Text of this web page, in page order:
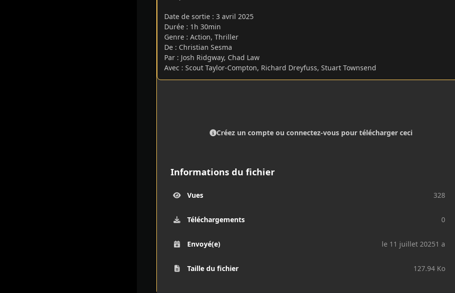
Date de sortie : 3 avril 2025
Durée : 1h 30min
Genre : Action, Thriller
De : Christian Sesma
Par : Josh Ridgway, Chad Law
Avec : Scout Taylor-Compton, Richard Dreyfuss, Stuart Townsend
Créez un compte ou connectez-vous pour télécharger ceci
Informations du fichier
Vues 328
Téléchargements 0
Envoyé(e) le 11 juillet 20251 a
Taille du fichier 127.94 Ko